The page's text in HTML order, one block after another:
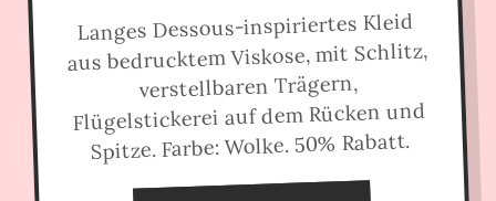
Langes Dessous-inspiriertes Kleid
aus bedrucktem Viskose, mit Schlitz,
verstellbaren Trägern,
Flügelstickerei auf dem Rücken und
Spitze. Farbe: Wolke. 50% Rabatt.